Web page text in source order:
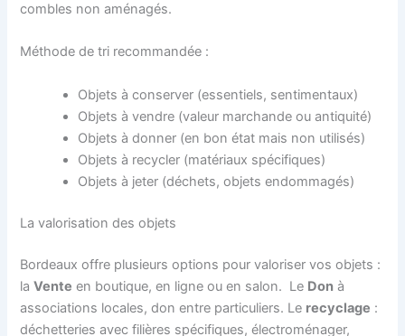
combles non aménagés.
Méthode de tri recommandée :
Objets à conserver (essentiels, sentimentaux)
Objets à vendre (valeur marchande ou antiquité)
Objets à donner (en bon état mais non utilisés)
Objets à recycler (matériaux spécifiques)
Objets à jeter (déchets, objets endommagés)
La valorisation des objets
Bordeaux offre plusieurs options pour valoriser vos objets :
laVente en boutique, en ligne ou en salon. Le Don à
associations locales, don entre particuliers. Le recyclage :
déchetteries avec filières spécifiques, électroménager,